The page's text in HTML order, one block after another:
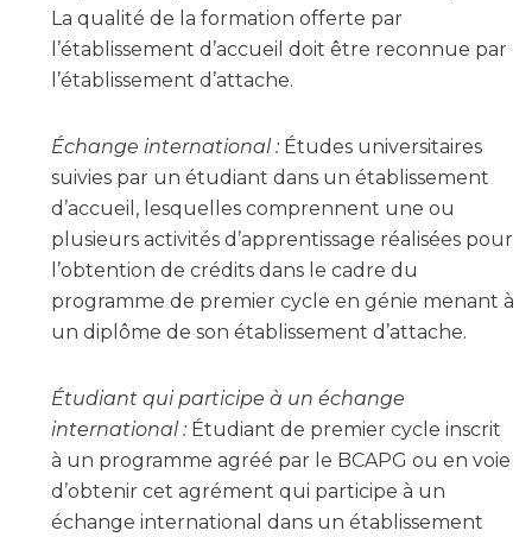
La qualité de la formation offerte par
l’établissement d’accueil doit être reconnue par
l’établissement d’attache.
Échange international : Études universitaires
suivies par un étudiant dans un établissement
d’accueil, lesquelles comprennent une ou
plusieurs activités d’apprentissage réalisées pour
l’obtention de crédits dans le cadre du
programme de premier cycle en génie menant à
un diplôme de son établissement d’attache.
Étudiant qui participe à un échange
international : Étudiant de premier cycle inscrit
à un programme agréé par le BCAPG ou en voie
d’obtenir cet agrément qui participe à un
échange international dans un établissement